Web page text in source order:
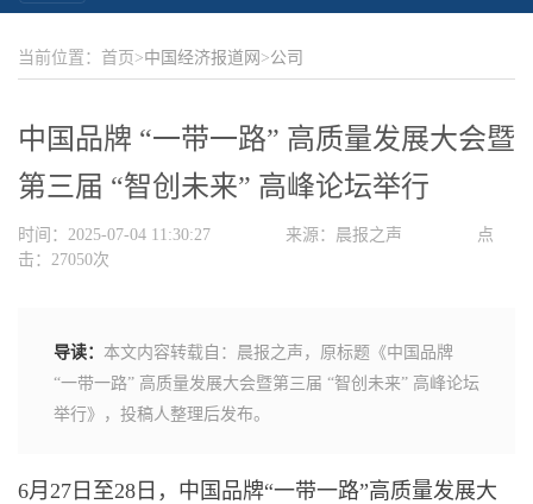
当前位置：首页>中国经济报道网 >公司
中国品牌 “一带一路” 高质量发展大会暨
第三届 “智创未来” 高峰论坛举行
时间：2025-07-04 11:30:27 来源：晨报之声
点
击：27050次
导读： 本文内容转载自：晨报之声，原标题《中国品牌
“一带一路” 高质量发展大会暨第三届 “智创未来” 高峰论坛
举行》，投稿人整理后发布。
6月27日至28日，中国品牌“一带一路”高质量发展大